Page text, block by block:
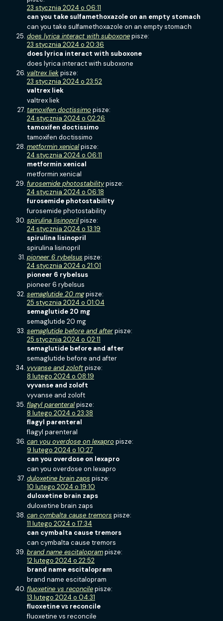
23 stycznia 2024 o 06:11
can you take sulfamethoxazole on an empty stomach
can you take sulfamethoxazole on an empty stomach
does lyrica interact with suboxonepisze:
23 stycznia 2024 o 20:36
does lyrica interact with suboxone
does lyrica interact with suboxone
valtrex liekpisze:
23 stycznia 2024 o 23:52
valtrex liek
valtrex liek
tamoxifen doctissimopisze:
24 stycznia 2024 o 02:26
tamoxifen doctissimo
tamoxifen doctissimo
metformin xenicalpisze:
24 stycznia 2024 o 06:11
metformin xenical
metformin xenical
furosemide photostabilitypisze:
24 stycznia 2024 o 06:18
furosemide photostability
furosemide photostability
spirulina lisinoprilpisze:
24 stycznia 2024 o 13:19
spirulina lisinopril
spirulina lisinopril
pioneer 6 rybelsus pisze:
24 stycznia 2024 o 21:01
pioneer 6 rybelsus
pioneer 6 rybelsus
semaglutide 20 mgpisze:
25 stycznia 2024 o 01:04
semaglutide 20 mg
semaglutide 20 mg
semaglutide before and afterpisze:
25 stycznia 2024 o 02:11
semaglutide before and after
semaglutide before and after
vyvanse and zoloftpisze:
8 lutego 2024 o 08:19
vyvanse and zoloft
vyvanse and zoloft
flagyl parenteralpisze:
8 lutego 2024 o 23:38
flagyl parenteral
flagyl parenteral
can you overdose on lexapropisze:
9 lutego 2024 o 10:27
can you overdose on lexapro
can you overdose on lexapro
duloxetine brain zaps pisze:
10 lutego 2024 o 19:10
duloxetine brain zaps
duloxetine brain zaps
can cymbalta cause tremors pisze:
11 lutego 2024 o 17:34
can cymbalta cause tremors
can cymbalta cause tremors
brand name escitaloprampisze:
12 lutego 2024 o 22:52
brand name escitalopram
brand name escitalopram
fluoxetine vs reconcilepisze:
13 lutego 2024 o 04:31
fluoxetine vs reconcile
fluoxetine vs reconcile